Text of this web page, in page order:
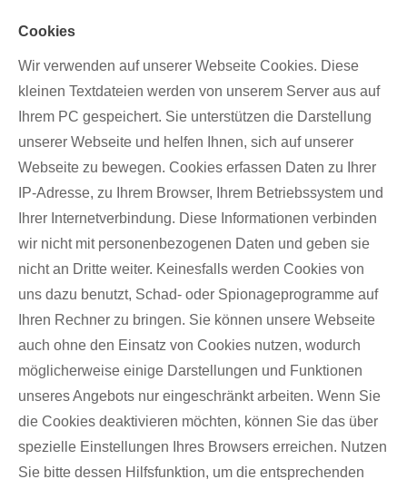
Cookies
Wir verwenden auf unserer Webseite Cookies. Diese
kleinen Textdateien werden von unserem Server aus auf
Ihrem PC gespeichert. Sie unterstützen die Darstellung
unserer Webseite und helfen Ihnen, sich auf unserer
Webseite zu bewegen. Cookies erfassen Daten zu Ihrer
IP-Adresse, zu Ihrem Browser, Ihrem Betriebssystem und
Ihrer Internetverbindung. Diese Informationen verbinden
wir nicht mit personenbezogenen Daten und geben sie
nicht an Dritte weiter. Keinesfalls werden Cookies von
uns dazu benutzt, Schad- oder Spionageprogramme auf
Ihren Rechner zu bringen. Sie können unsere Webseite
auch ohne den Einsatz von Cookies nutzen, wodurch
möglicherweise einige Darstellungen und Funktionen
unseres Angebots nur eingeschränkt arbeiten. Wenn Sie
die Cookies deaktivieren möchten, können Sie das über
spezielle Einstellungen Ihres Browsers erreichen. Nutzen
Sie bitte dessen Hilfsfunktion, um die entsprechenden